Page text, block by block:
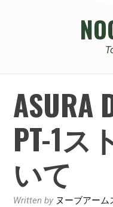
ASURA
PT-1ス
いて
Written by ヌーブアーム